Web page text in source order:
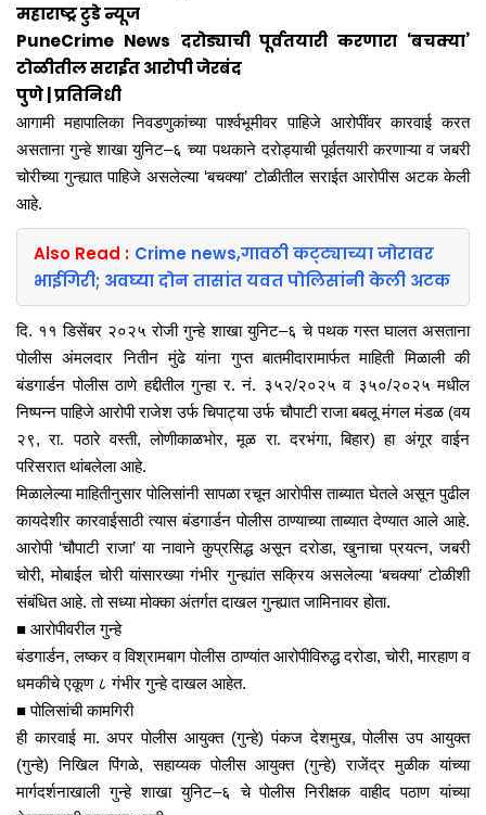
महाराष्ट्र टुडे न्यूज
PuneCrime News दरोड्याची पूर्वतयारी करणारा ‘बचक्या’
टोळीतील सराईत आरोपी जेरबंद
पुणे | प्रतिनिधी
आगामी महापालिका निवडणुकांच्या पार्श्वभूमीवर पाहिजे आरोपींवर कारवाई करत
असताना गुन्हे शाखा युनिट–६ च्या पथकाने दरोड्याची पूर्वतयारी करणाऱ्या व जबरी
चोरीच्या गुन्ह्यात पाहिजे असलेल्या ‘बचक्या’ टोळीतील सराईत आरोपीस अटक केली
आहे.
Also Read : Crime news,गावठी कट्ट्याच्या जोरावर
भाईगिरी; अवघ्या दोन तासांत यवत पोलिसांनी केली अटक
दि. ११ डिसेंबर २०२५ रोजी गुन्हे शाखा युनिट–६ चे पथक गस्त घालत असताना
पोलीस अंमलदार नितीन मुंढे यांना गुप्त बातमीदारामार्फत माहिती मिळाली की
बंडगार्डन पोलीस ठाणे हद्दीतील गुन्हा र. नं. ३५२/२०२५ व ३५०/२०२५ मधील
निष्पन्न पाहिजे आरोपी राजेश उर्फ चिपाट्या उर्फ चौपाटी राजा बबलू मंगल मंडळ (वय
२९, रा. पठारे वस्ती, लोणीकाळभोर, मूळ रा. दरभंगा, बिहार) हा अंगूर वाईन
परिसरात थांबलेला आहे.
मिळालेल्या माहितीनुसार पोलिसांनी सापळा रचून आरोपीस ताब्यात घेतले असून पुढील
कायदेशीर कारवाईसाठी त्यास बंडगार्डन पोलीस ठाण्याच्या ताब्यात देण्यात आले आहे.
आरोपी ‘चौपाटी राजा’ या नावाने कुप्रसिद्ध असून दरोडा, खुनाचा प्रयत्न, जबरी
चोरी, मोबाईल चोरी यांसारख्या गंभीर गुन्ह्यांत सक्रिय असलेल्या ‘बचक्या’ टोळीशी
संबंधित आहे. तो सध्या मोक्का अंतर्गत दाखल गुन्ह्यात जामिनावर होता.
■ आरोपीवरील गुन्हे
बंडगार्डन, लष्कर व विश्रामबाग पोलीस ठाण्यांत आरोपीविरुद्ध दरोडा, चोरी, मारहाण व
धमकीचे एकूण ८ गंभीर गुन्हे दाखल आहेत.
■ पोलिसांची कामगिरी
ही कारवाई मा. अपर पोलीस आयुक्त (गुन्हे) पंकज देशमुख, पोलीस उप आयुक्त
(गुन्हे) निखिल पिंगळे, सहाय्यक पोलीस आयुक्त (गुन्हे) राजेंद्र मुळीक यांच्या
मार्गदर्शनाखाली गुन्हे शाखा युनिट–६ चे पोलीस निरीक्षक वाहीद पठाण यांच्या